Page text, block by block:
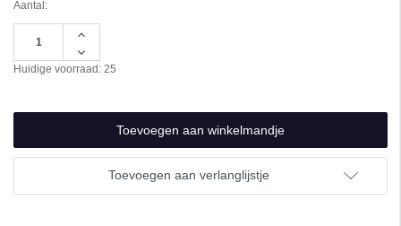
Aantal:
Hoeveelheid
van
undefined
Hoeveelheid
verlagen
van
Huidige voorraad: 25
Toevoegen aan verlanglijstje